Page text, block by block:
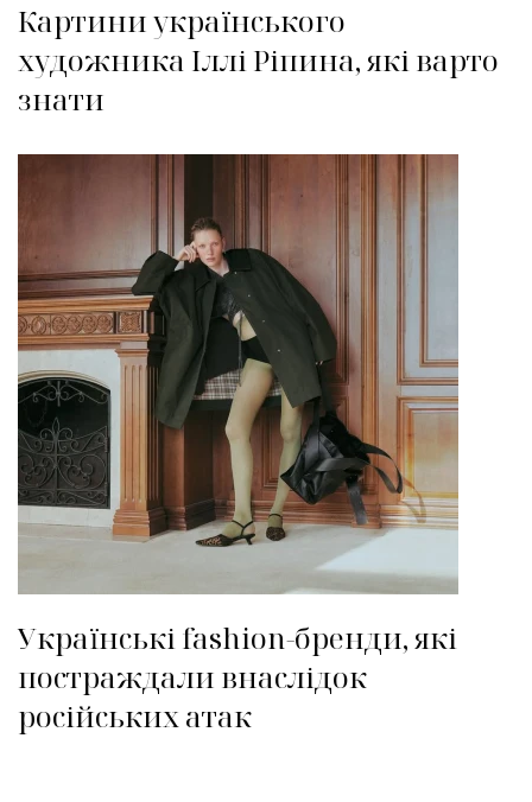
Картини українського
художника Іллі Ріпина, які варто
знати
Українські fashion-бренди, які
постраждали внаслідок
російських атак